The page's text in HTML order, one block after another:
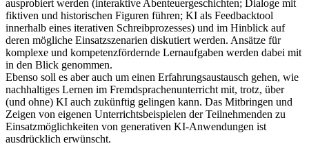
ausprobiert werden (interaktive Abenteuergeschichten; Dialoge mit
fiktiven und historischen Figuren führen; KI als Feedbacktool
innerhalb eines iterativen Schreibprozesses) und im Hinblick auf
deren mögliche Einsatzszenarien diskutiert werden. Ansätze für
komplexe und kompetenzfördernde Lernaufgaben werden dabei mit
in den Blick genommen.
Ebenso soll es aber auch um einen Erfahrungsaustausch gehen, wie
nachhaltiges Lernen im Fremdsprachenunterricht mit, trotz, über
(und ohne) KI auch zukünftig gelingen kann. Das Mitbringen und
Zeigen von eigenen Unterrichtsbeispielen der Teilnehmenden zu
Einsatzmöglichkeiten von generativen KI-Anwendungen ist
ausdrücklich erwünscht.